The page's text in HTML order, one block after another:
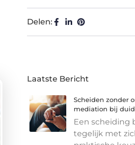
Delen:
Laatste Bericht
Scheiden zonder
mediation bij
Een scheiding
tegelijk met